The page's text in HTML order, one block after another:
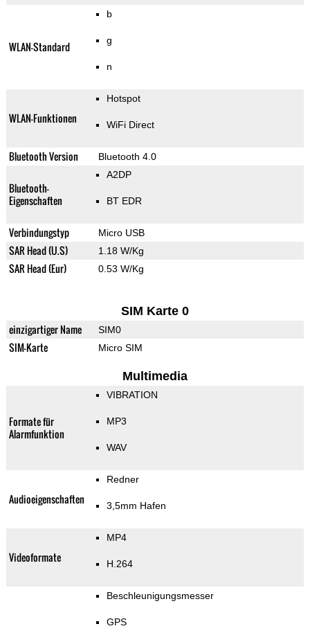
WLAN-Standard
b
g
n
WLAN-Funktionen
Hotspot
WiFi Direct
Bluetooth Version Bluetooth 4.0
Bluetooth-
Eigenschaften
A2DP
BT EDR
Verbindungstyp Micro USB
SAR Head (U.S) 1.18 W/Kg
SAR Head (Eur) 0.53 W/Kg
SIM Karte 0
einzigartiger Name SIM0
SIM-Karte Micro SIM
Multimedia
Formate für
Alarmfunktion
VIBRATION
MP3
WAV
Audioeigenschaften
Redner
3,5mm Hafen
Videoformate
MP4
H.264
Beschleunigungsmesser
GPS